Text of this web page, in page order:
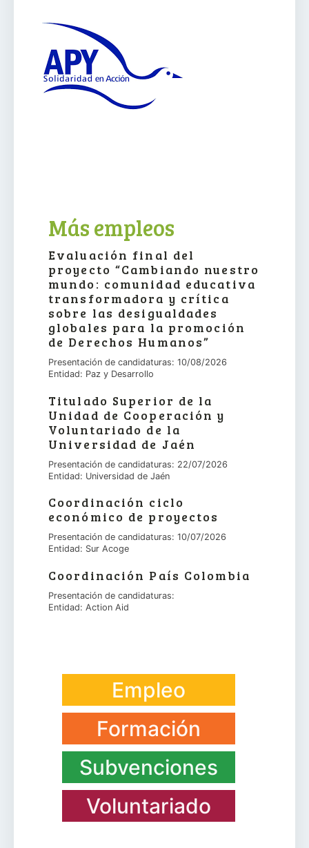
Más empleos
Evaluación final del
proyecto “Cambiando nuestro
mundo: comunidad educativa
transformadora y crítica
sobre las desigualdades
globales para la promoción
de Derechos Humanos”
Presentación de candidaturas: 10/08/2026
Entidad: Paz y Desarrollo
Titulado Superior de la
Unidad de Cooperación y
Voluntariado de la
Universidad de Jaén
Presentación de candidaturas: 22/07/2026
Entidad: Universidad de Jaén
Coordinación ciclo
económico de proyectos
Presentación de candidaturas: 10/07/2026
Entidad: Sur Acoge
Coordinación País Colombia
Presentación de candidaturas:
Entidad: Action Aid
Empleo
Formación
Subvenciones
Voluntariado